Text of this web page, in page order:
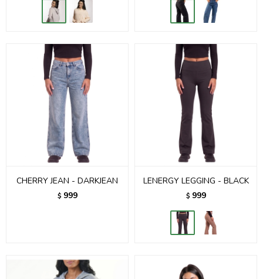
CHERRY JEAN - DARKJEAN
$ 999
LENERGY LEGGING - BLACK
$ 999